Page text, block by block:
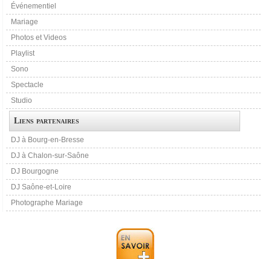
Événementiel
Mariage
Photos et Videos
Playlist
Sono
Spectacle
Studio
Liens partenaires
DJ à Bourg-en-Bresse
DJ à Chalon-sur-Saône
DJ Bourgogne
DJ Saône-et-Loire
Photographe Mariage